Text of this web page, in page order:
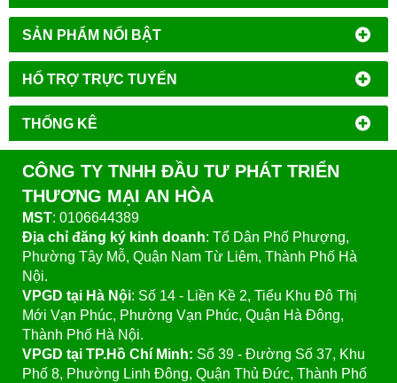
SẢN PHẨM NỔI BẬT
HỔ TRỢ TRỰC TUYẾN
THỐNG KÊ
CÔNG TY TNHH ĐẦU TƯ PHÁT TRIỂN
THƯƠNG MẠI AN HÒA
MST: 0106644389
Địa chỉ đăng ký kinh doanh: Tổ Dân Phố Phượng,
Phường Tây Mỗ, Quận Nam Từ Liêm, Thành Phố Hà
Nội.
VPGD tại Hà Nội: Số 14 - Liền Kề 2, Tiểu Khu Đô Thị
Mới Vạn Phúc, Phường Vạn Phúc, Quận Hà Đông,
Thành Phố Hà Nội.
VPGD tại TP.Hồ Chí Minh: Số 39 - Đường Số 37, Khu
Phố 8, Phường Linh Đông, Quận Thủ Đức, Thành Phố